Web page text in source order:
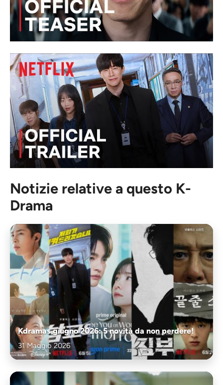
Notizie relative a questo K-
Drama
Kdramas giugno 2026: 5 novità da non perdere!
31 Maggio 2026